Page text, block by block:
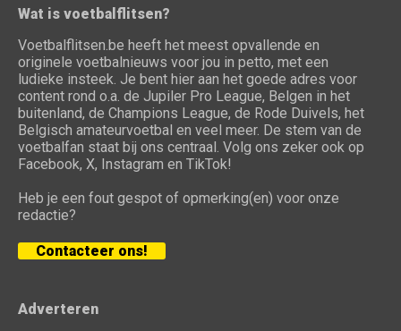
Wat is voetbalflitsen?
Voetbalflitsen.be heeft het meest opvallende en
originele voetbalnieuws voor jou in petto, met een
ludieke insteek. Je bent hier aan het goede adres voor
content rond o.a. de Jupiler Pro League, Belgen in het
buitenland, de Champions League, de Rode Duivels, het
Belgisch amateurvoetbal en veel meer. De stem van de
voetbalfan staat bij ons centraal. Volg ons zeker ook op
Facebook, X, Instagram en TikTok!
Heb je een fout gespot of opmerking(en) voor onze
redactie?
Contacteer ons!
Adverteren